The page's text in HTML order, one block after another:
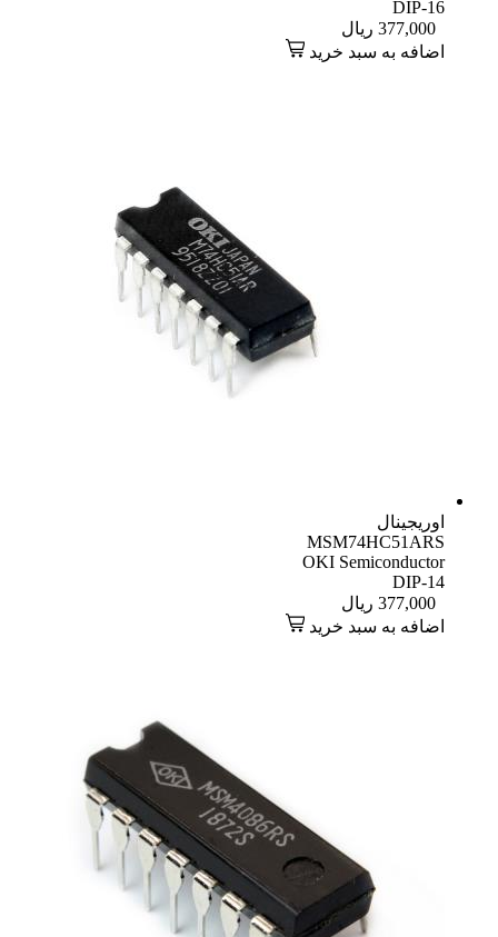
DIP-16
377,000 ریال
اضافه به سبد خرید
اوریجینال
MSM74HC51ARS
OKI Semiconductor
DIP-14
377,000 ریال
اضافه به سبد خرید